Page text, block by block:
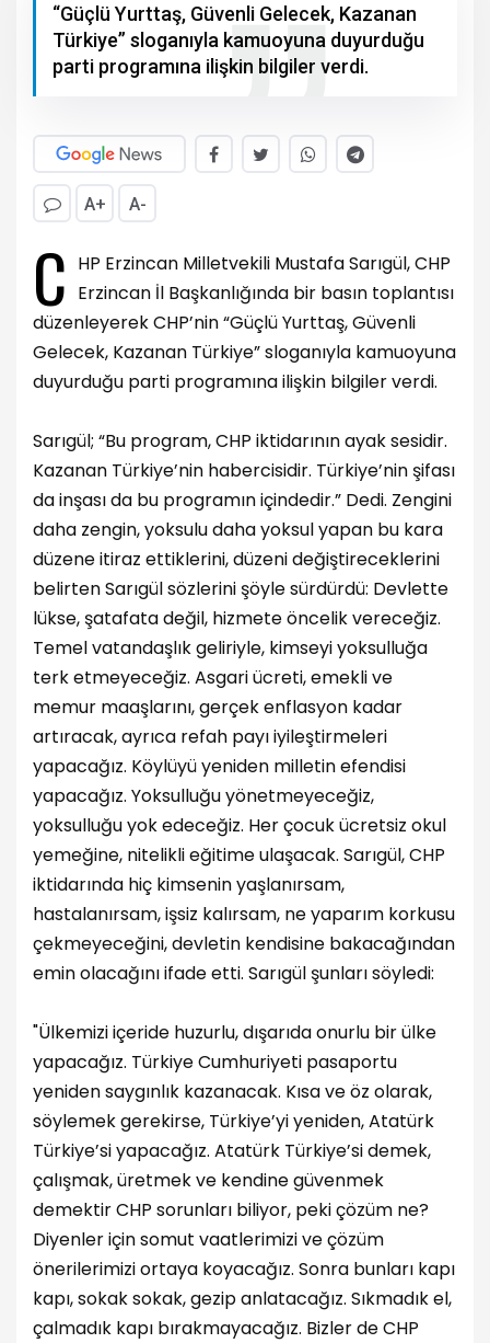
“Güçlü Yurttaş, Güvenli Gelecek, Kazanan
Türkiye” sloganıyla kamuoyuna duyurduğu
parti programına ilişkin bilgiler verdi.
A+ A-
C HP Erzincan Milletvekili Mustafa Sarıgül, CHP
Erzincan İl Başkanlığında bir basın toplantısı
düzenleyerek CHP’nin “Güçlü Yurttaş, Güvenli
Gelecek, Kazanan Türkiye” sloganıyla kamuoyuna
duyurduğu parti programına ilişkin bilgiler verdi.
Sarıgül; “Bu program, CHP iktidarının ayak sesidir.
Kazanan Türkiye’nin habercisidir. Türkiye’nin şifası
da inşası da bu programın içindedir.” Dedi. Zengini
daha zengin, yoksulu daha yoksul yapan bu kara
düzene itiraz ettiklerini, düzeni değiştireceklerini
belirten Sarıgül sözlerini şöyle sürdürdü: Devlette
lükse, şatafata değil, hizmete öncelik vereceğiz.
Temel vatandaşlık geliriyle, kimseyi yoksulluğa
terk etmeyeceğiz. Asgari ücreti, emekli ve
memur maaşlarını, gerçek enflasyon kadar
artıracak, ayrıca refah payı iyileştirmeleri
yapacağız. Köylüyü yeniden milletin efendisi
yapacağız. Yoksulluğu yönetmeyeceğiz,
yoksulluğu yok edeceğiz. Her çocuk ücretsiz okul
yemeğine, nitelikli eğitime ulaşacak. Sarıgül, CHP
iktidarında hiç kimsenin yaşlanırsam,
hastalanırsam, işsiz kalırsam, ne yaparım korkusu
çekmeyeceğini, devletin kendisine bakacağından
emin olacağını ifade etti. Sarıgül şunları söyledi:
"Ülkemizi içeride huzurlu, dışarıda onurlu bir ülke
yapacağız. Türkiye Cumhuriyeti pasaportu
yeniden saygınlık kazanacak. Kısa ve öz olarak,
söylemek gerekirse, Türkiye’yi yeniden, Atatürk
Türkiye’si yapacağız. Atatürk Türkiye’si demek,
çalışmak, üretmek ve kendine güvenmek
demektir CHP sorunları biliyor, peki çözüm ne?
Diyenler için somut vaatlerimizi ve çözüm
önerilerimizi ortaya koyacağız. Sonra bunları kapı
kapı, sokak sokak, gezip anlatacağız. Sıkmadık el,
çalmadık kapı bırakmayacağız. Bizler de CHP